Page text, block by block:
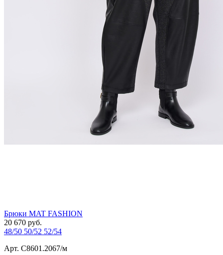
Брюки MAT FASHION
20 670 руб.
48/50 50/52 52/54
Арт. С8601.2067/м